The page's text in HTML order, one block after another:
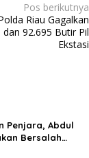
Pos berikutnya
Riau Gagalkan
92.695 Butir Pil
Ekstasi
Penjara, Abdul
Bersalah